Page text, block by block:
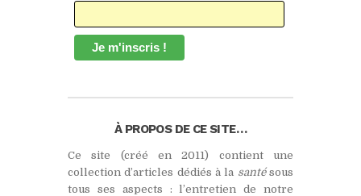
À PROPOS DE CE SITE…
Ce site (créé en 2011) contient une
collection d’articles dédiés à la santésous
tous ses aspects : l’entretien de notre